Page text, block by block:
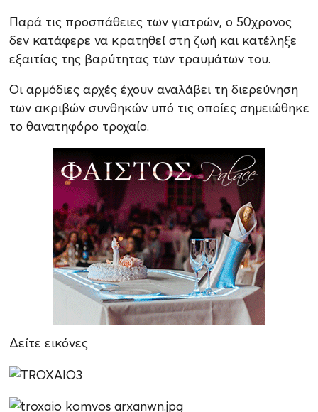
Παρά τις προσπάθειες των γιατρών, ο 50χρονος
δεν κατάφερε να κρατηθεί στη ζωή και κατέληξε
εξαιτίας της βαρύτητας των τραυμάτων του.
Οι αρμόδιες αρχές έχουν αναλάβει τη διερεύνηση
των ακριβών συνθηκών υπό τις οποίες σημειώθηκε
το θανατηφόρο τροχαίο.
Δείτε εικόνες